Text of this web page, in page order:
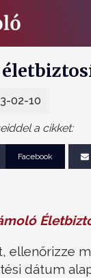
02-10
a cikket:
Facebook
ellenőrizze
dátum